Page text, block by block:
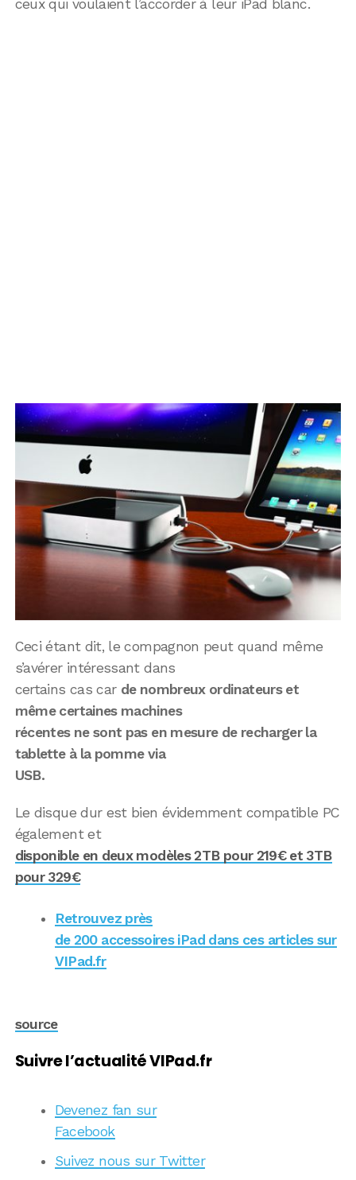
ceux qui voulaient l’accorder à leur iPad blanc.
Ceci étant dit, le compagnon peut quand même
s’avérer intéressant dans
certains cas car de nombreux ordinateurs et
même certaines machines
récentes ne sont pas en mesure de recharger la
tablette à la pomme via
USB.
Le disque dur est bien évidemment compatible PC
également et
disponible en deux modèles 2TB pour 219€ et 3TB
pour 329€
Retrouvez près
de 200 accessoires iPad dans ces articles sur
VIPad.fr
source
Suivre l’actualité VIPad.fr
Devenez fan sur
Facebook
Suivez nous sur Twitter